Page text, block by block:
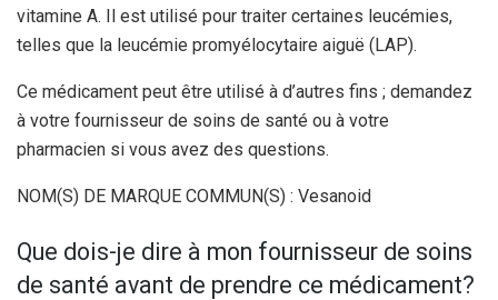
vitamine A. Il est utilisé pour traiter certaines leucémies,
telles que la leucémie promyélocytaire aiguë (LAP).
Ce médicament peut être utilisé à d’autres fins ; demandez
à votre fournisseur de soins de santé ou à votre
pharmacien si vous avez des questions.
NOM(S) DE MARQUE COMMUN(S) : Vesanoid
Que dois-je dire à mon fournisseur de soins
de santé avant de prendre ce médicament?